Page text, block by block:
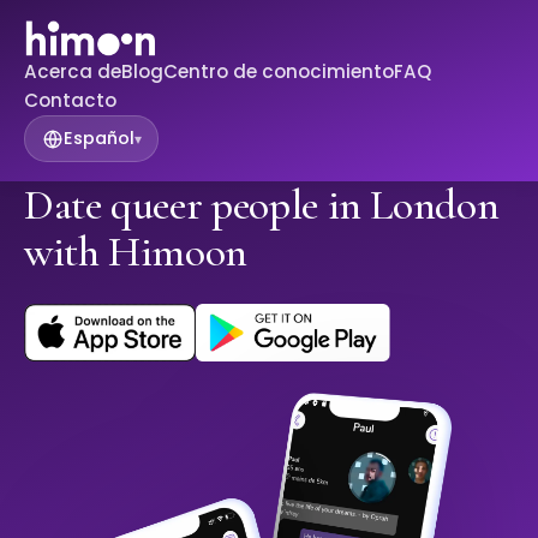
Acerca deBlogCentro de conocimientoFAQ
Contacto
Español▾
Date queer people in London
with Himoon